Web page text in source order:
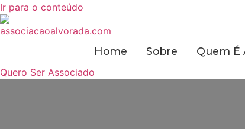
Ir para o conteúdo
Home Sobre Quem É
Quero Ser Associado